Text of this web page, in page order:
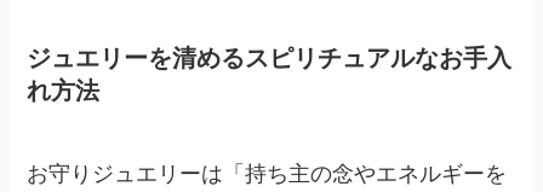
ジュエリーを清めるスピリチュアルなお手入
れ方法
お守りジュエリーは「持ち主の念やエネルギーを